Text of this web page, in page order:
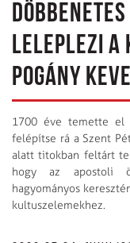
LELEPLEZI A
POGÁNY
1700 éve temette el
felépítse rá a Szent
alatt titokban feltárt
hogy az apostoli
hagyományos
kultuszelemekhez.